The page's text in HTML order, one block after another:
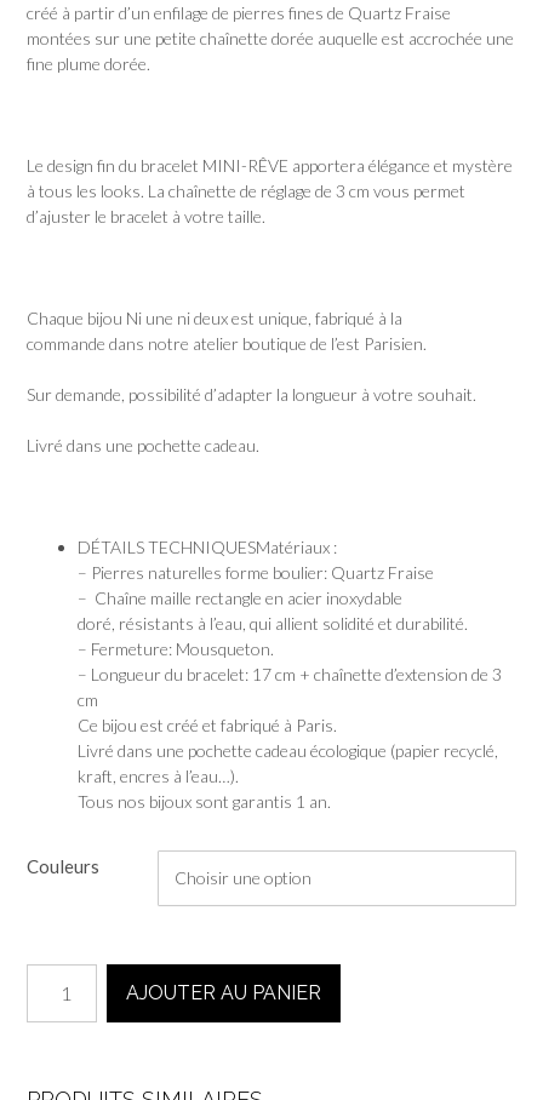
créé à partir d’un enfilage de pierres fines de Quartz Fraise
montées sur une petite chaînette dorée auquelle est accrochée une
fine plume dorée.
Le design fin du bracelet MINI-RÊVE apportera élégance et mystère
à tous les looks. La chaînette de réglage de 3 cm vous permet
d’ajuster le bracelet à votre taille.
Chaque bijou Ni une ni deux est unique, fabriqué à la
commande dans notre atelier boutique de l’est Parisien.
Sur demande, possibilité d’adapter la longueur à votre souhait.
Livré dans une pochette cadeau.
DÉTAILS TECHNIQUESMatériaux :
– Pierres naturelles forme boulier: Quartz Fraise
– Chaîne maille rectangle en acier inoxydable
doré, résistants à l’eau, qui allient solidité et durabilité.
– Fermeture: Mousqueton.
– Longueur du bracelet: 17 cm + chaînette d’extension de 3
cm
Ce bijou est créé et fabriqué à Paris.
Livré dans une pochette cadeau écologique (papier recyclé,
kraft, encres à l’eau…).
Tous nos bijoux sont garantis 1 an.
Couleurs
Bracelet
AJOUTER AU PANIER